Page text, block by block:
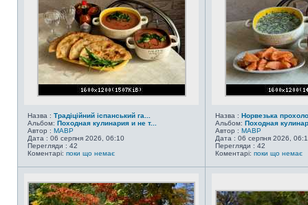
Назва : Традіційний іспанський га...
Альбом: Походная кулинария и не т...
Автор : MABP
Дата : 06 серпня 2026, 06:10
Перегляди : 42
Коментарі: поки що немає
Назва : Норвезька
Альбом: Походная
Автор : MABP
Дата : 06 серпня 2026,
Перегляди : 42
Коментарі: поки що немає